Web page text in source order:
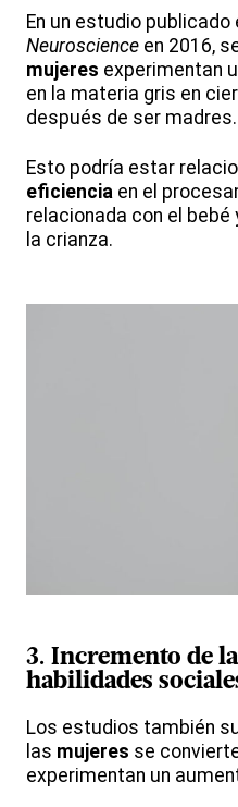
En un estudio publicado
Neuroscience en 2016,
mujeres experimentan
en la materia gris en
después de ser madres.
Esto podría estar
eficiencia en el
relacionada con el
la crianza.
3. Incremento de la
habilidades
Los estudios también
las mujeres se
experimentan un